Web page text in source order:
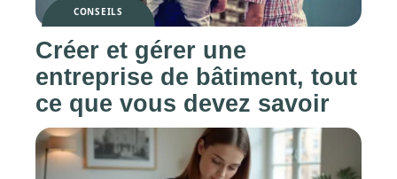
CONSEILS
Créer et gérer une
entreprise de bâtiment, tout
ce que vous devez savoir